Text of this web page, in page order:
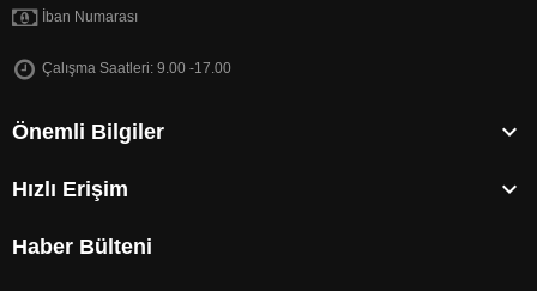
İban Numarası
Çalışma Saatleri: 9.00 -17.00
Önemli Bilgiler 
Hızlı Erişim 
Haber Bülteni